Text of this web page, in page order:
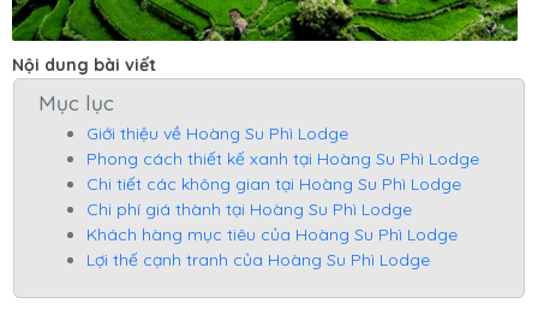
Nội dung bài viết
Mục lục
Giới thiệu về Hoàng Su Phì Lodge
Phong cách thiết kế xanh tại Hoàng Su Phì Lodge
Chi tiết các không gian tại Hoàng Su Phì Lodge
Chi phí giá thành tại Hoàng Su Phì Lodge
Khách hàng mục tiêu của Hoàng Su Phì Lodge
Lợi thế cạnh tranh của Hoàng Su Phì Lodge